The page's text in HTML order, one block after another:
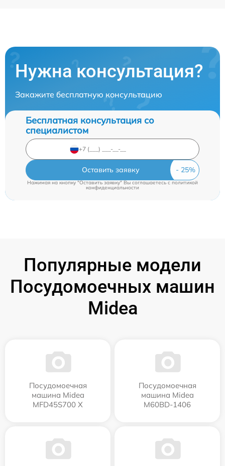
Нужна консультация?
Закажите бесплатную консультацию
Бесплатная консультация со
специалистом
Оставить заявку
Нажимая на кнопку "Оставить заявку" Вы соглашаетесь cполитикой
конфиденциальности
Популярные модели
Посудомоечных машин
Midea
Посудомоечная
машина Midea
MFD45S700 X
Посудомоечная
машина Midea
M60BD-1406